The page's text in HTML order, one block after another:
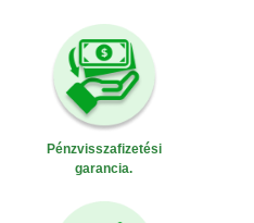
Pénzvisszafizetési
garancia.